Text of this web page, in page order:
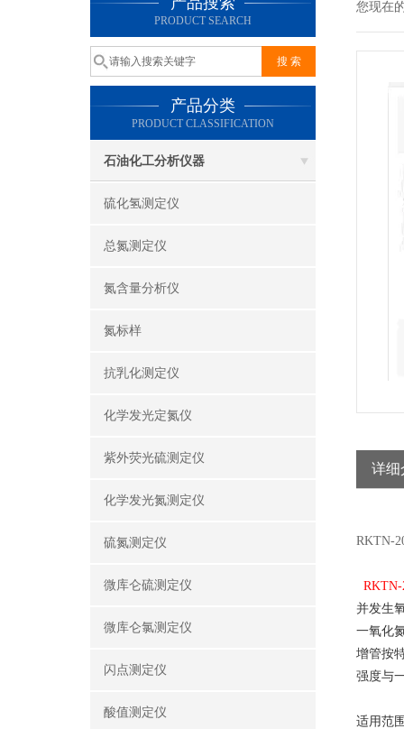
PRODUCT SEARCH
产品分类
PRODUCT CLASSIFICATION
石油化工分析仪器
硫化氢测定仪
总氮测定仪
氮含量分析仪
氮标样
抗乳化测定仪
化学发光定氮仪
紫外荧光硫测定仪
化学发光氮测定仪
硫氮测定仪
微库仑硫测定仪
微库仑氯测定仪
闪点测定仪
酸值测定仪
您现在
详细
RKTN-
RKTN-
并发生
一氧化
增管按
强度与
适用范